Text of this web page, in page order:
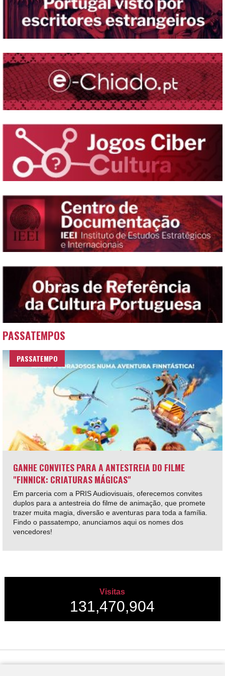
PASSATEMPOS
PASSATEMPO
GANHE CONVITES PARA A ANTESTREIA DO FILME
"FINNICK: CRIATURAS MÁGICAS"
Em parceria com a PRIS Audiovisuais, oferecemos convites
duplos para a antestreia do filme de animação, que promete
trazer muita magia, diversão e aventuras para toda a família.
Findo o passatempo, anunciamos aqui os nomes dos
vencedores!
Visitas
131,470,904